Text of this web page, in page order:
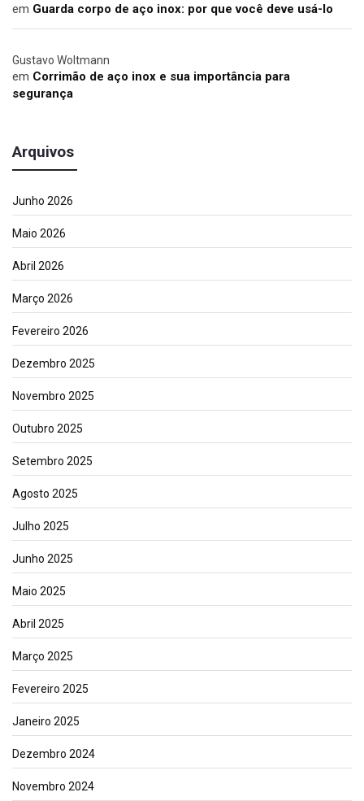
em Guarda corpo de aço inox: por que você deve usá-lo
Gustavo Woltmann
em Corrimão de aço inox e sua importância para
segurança
Arquivos
Junho 2026
Maio 2026
Abril 2026
Março 2026
Fevereiro 2026
Dezembro 2025
Novembro 2025
Outubro 2025
Setembro 2025
Agosto 2025
Julho 2025
Junho 2025
Maio 2025
Abril 2025
Março 2025
Fevereiro 2025
Janeiro 2025
Dezembro 2024
Novembro 2024